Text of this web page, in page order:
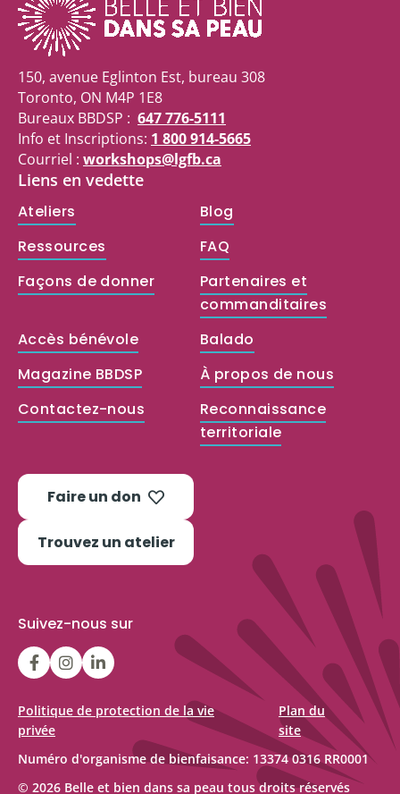
150, avenue Eglinton Est, bureau 308
Toronto, ON M4P 1E8
Bureaux BBDSP : 647 776-5111
Info et Inscriptions: 1 800 914-5665
Courriel : workshops@lgfb.ca
Liens en vedette
Ateliers
Blog
Ressources
FAQ
Façons de donner
Partenaires et
commanditaires
Accès bénévole
Balado
Magazine BBDSP
À propos de nous
Contactez-nous
Reconnaissance
territoriale
Faire un don
Trouvez un atelier
Suivez-nous sur
LGFBCanada
LGFBCanada
Belle
et
bien
dans
sa
Politique de protection de la vie
privée
Plan du
site
Numéro d'organisme de bienfaisance: 13374 0316 RR0001
© 2026 Belle et bien dans sa peau tous droits réservés